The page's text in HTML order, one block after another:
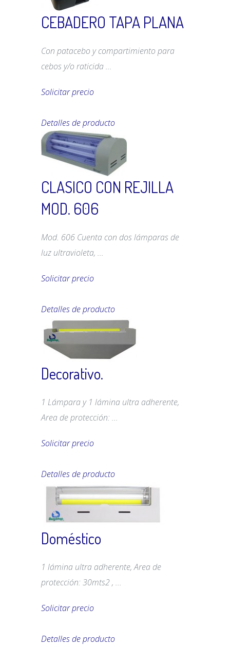
CEBADERO TAPA PLANA
Con patacebo y compartimiento para
cebos y/o raticida ...
Solicitar precio
Detalles de producto
CLASICO CON REJILLA
MOD. 606
Mod. 606 Cuenta con dos lámparas de
luz ultravioleta, ...
Solicitar precio
Detalles de producto
Decorativo.
1 Lámpara y 1 lámina ultra adherente,
Area de protección: ...
Solicitar precio
Detalles de producto
Doméstico
1 lámina ultra adherente, Area de
protección: 30mts2 , ...
Solicitar precio
Detalles de producto